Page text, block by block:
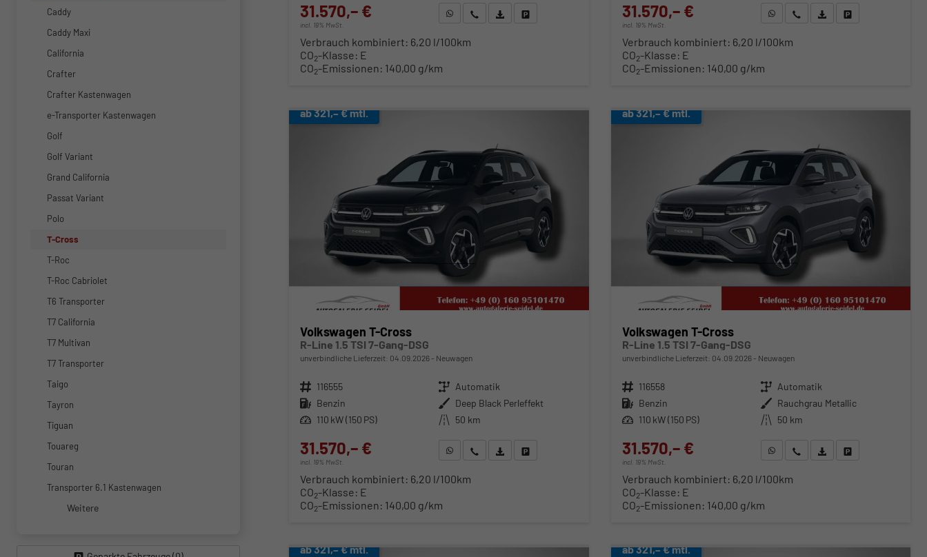
31.570,– €
incl. 19% MwSt.
WhatsApp anfragen
Wir rufen Sie anFahrzeugexposé (PDF)
Verbrauch kombiniert: 6,20 l/100km
CO2-Klasse: E
CO2-Emissionen: 140,00 g/km
31.570,– €
incl. 19% MwSt.
WhatsApp anfragen
Wir rufen Sie anFahrzeugexposé (PDF)
Fahrzeug parken
Verbrauch kombiniert: 6,20 l/100km
CO2-Klasse: E
CO2-Emissionen: 140,00 g/km
ab 321,– € mtl.
Volkswagen T-Cross
R-Line 1.5 TSI 7-Gang-DSG
unverbindliche Lieferzeit: 04.09.2026 Neuwagen
Fahrzeugnr. 116555 Getriebe Automatik
Kraftstoff Benzin Außenfarbe Deep Black Perleffekt
Leistung 110 kW (150 PS) Kilometerstand 50 km
31.570,– €
incl. 19% MwSt.
WhatsApp anfragen
Wir rufen Sie anFahrzeugexposé (PDF)
Verbrauch kombiniert: 6,20 l/100km
CO2-Klasse: E
CO2-Emissionen: 140,00 g/km
ab 321,– € mtl.
Volkswagen T-Cross
R-Line 1.5 TSI 7-Gang-DSG
unverbindliche Lieferzeit: 04.09.2026 Neuwagen
Fahrzeugnr. 116558 Getriebe Automatik
Kraftstoff Benzin Außenfarbe Rauchgrau Metallic
Leistung 110 kW (150 PS) Kilometerstand 50 km
31.570,– €
incl. 19% MwSt.
WhatsApp anfragen
Wir rufen Sie anFahrzeugexposé (PDF)
Fahrzeug parken
Verbrauch kombiniert: 6,20 l/100km
CO2-Klasse: E
CO2-Emissionen: 140,00 g/km
ab 321,– € mtl. ab 321,– € mtl.
Caddy
Caddy Maxi
California
Crafter
Crafter Kastenwagen
e-Transporter Kastenwagen
Golf
Golf Variant
Grand California
Passat Variant
Polo
T-Cross
T-Roc
T-Roc Cabriolet
T6 Transporter
T7 California
T7 Multivan
T7 Transporter
Taigo
Tayron
Tiguan
Touareg
Touran
Transporter 6.1 Kastenwagen
Weitere